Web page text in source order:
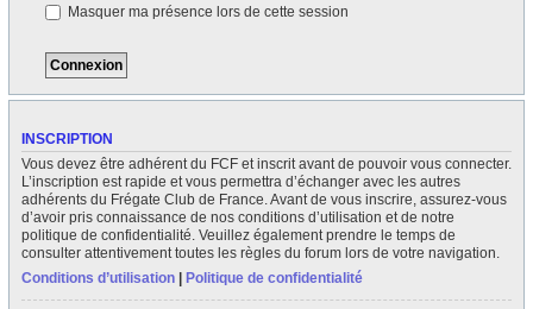
Masquer ma présence lors de cette session
INSCRIPTION
Vous devez être adhérent du FCF et inscrit avant de pouvoir vous connecter.
L’inscription est rapide et vous permettra d’échanger avec les autres
adhérents du Frégate Club de France. Avant de vous inscrire, assurez-vous
d’avoir pris connaissance de nos conditions d’utilisation et de notre
politique de confidentialité. Veuillez également prendre le temps de
consulter attentivement toutes les règles du forum lors de votre navigation.
Conditions d’utilisation
Politique de confidentialité